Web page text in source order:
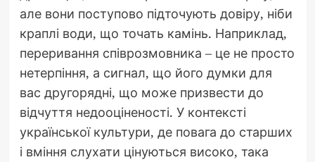
але вони поступово підточують довіру, ніби
краплі води, що точать камінь. Наприклад,
переривання співрозмовника – це не просто
нетерпіння, а сигнал, що його думки для
вас другорядні, що може призвести до
відчуття недооціненості. У контексті
української культури, де повага до старших
і вміння слухати цінуються високо, така